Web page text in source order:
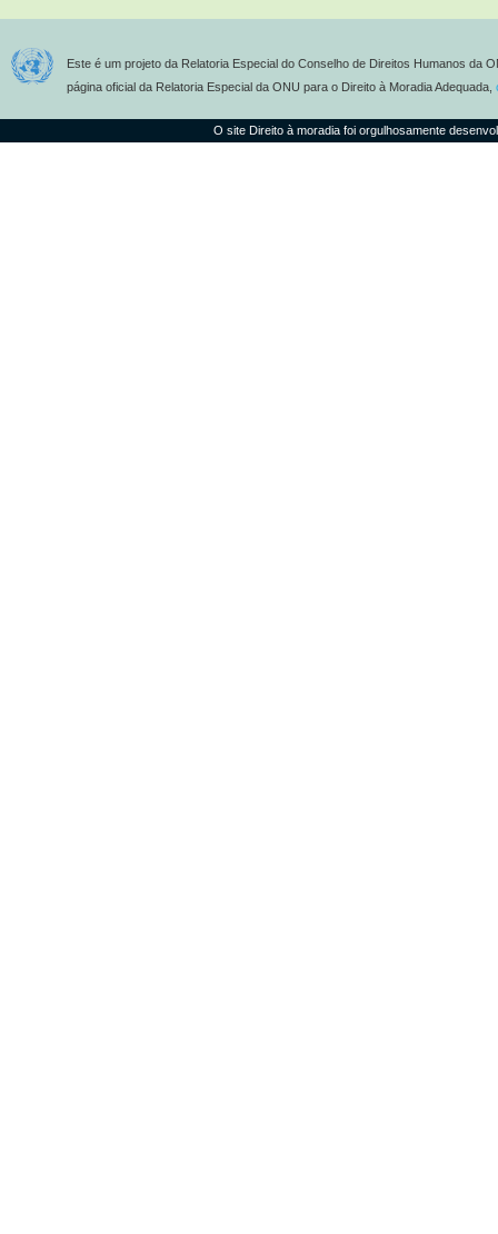
Este é um projeto da Relatoria Especial do Conselho de Direitos Humanos da
página oficial da Relatoria Especial da ONU para o Direito à Moradia Adequada,
O site Direito à moradia foi orgulhosamente